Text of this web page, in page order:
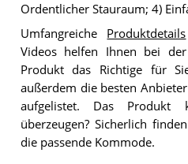
Ordentlicher Stauraum; 4)
Umfangreiche Produktdetails
Videos helfen Ihnen bei
Produkt das Richtige für
außerdem die besten
aufgelistet. Das
überzeugen? Sicherlich
die passende Kommode.